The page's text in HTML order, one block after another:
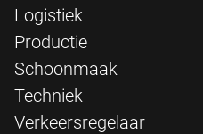
Logistiek
Productie
Schoonmaak
Techniek
Verkeersregelaar